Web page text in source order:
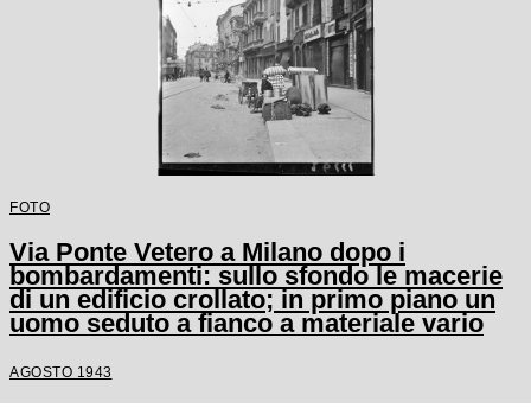
FOTO
Via Ponte Vetero a Milano dopo i
bombardamenti: sullo sfondo le macerie
di un edificio crollato; in primo piano un
uomo seduto a fianco a materiale vario
AGOSTO 1943